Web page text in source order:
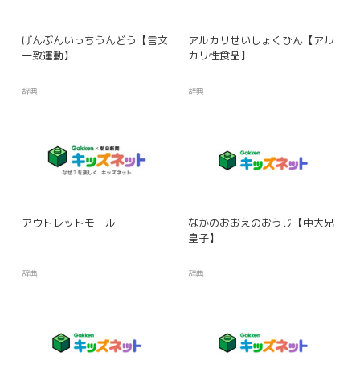
げんぶんいっちうんどう【言文
一致運動】
辞典
アルカリせいしょくひん【アル
カリ性食品】
辞典
アウトレットモール
辞典
なかのおおえのおうじ【中大兄
皇子】
辞典